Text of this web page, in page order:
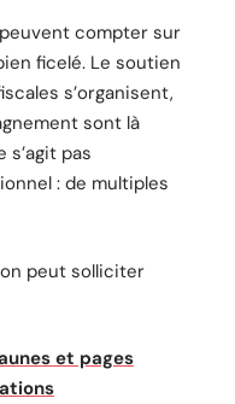
compter sur
ficelé. Le soutien
s’organisent,
sont là
s’agit pas
: de multiples
peut solliciter
et pages